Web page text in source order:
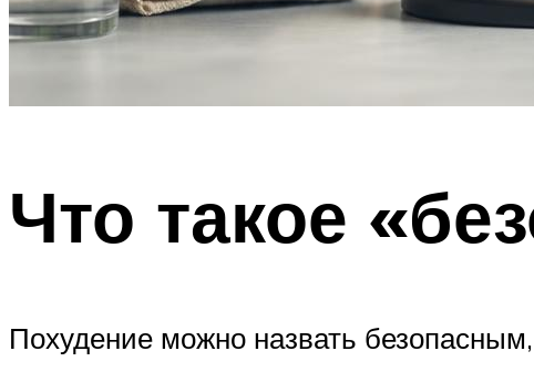
Что такое
Похудение можно назвать